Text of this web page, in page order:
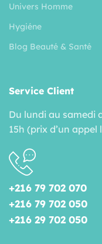
Univers Homme
Hygiéne
Blog Beauté & Santé
Service Client
Du lundi au samedi
15h (prix d’un appel
+216 79 702 070
+216 79 702 050
+216 29 702 050